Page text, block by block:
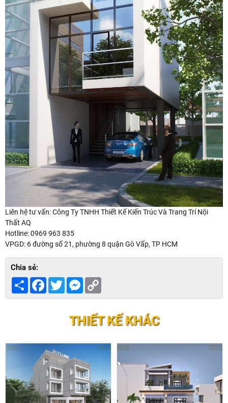
Liên hệ tư vấn: Công Ty TNHH Thiết Kế Kiến Trúc Và Trang Trí Nội
Thất AQ
Hotline: 0969 963 835
VPGD: 6 đường số 21, phường 8 quận Gò Vấp, TP HCM
Chia sẻ:
Share Facebook
TwitterMessenger
THIẾT KẾ KHÁC